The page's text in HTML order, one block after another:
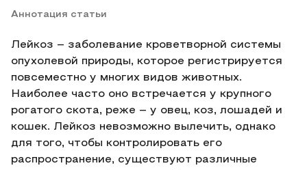
Аннотация статьи
Лейкоз – заболевание кроветворной системы
опухолевой природы, которое регистрируется
повсеместно у многих видов животных.
Наиболее часто оно встречается у крупного
рогатого скота, реже – у овец, коз, лошадей и
кошек. Лейкоз невозможно вылечить, однако
для того, чтобы контролировать его
распространение, существуют различные